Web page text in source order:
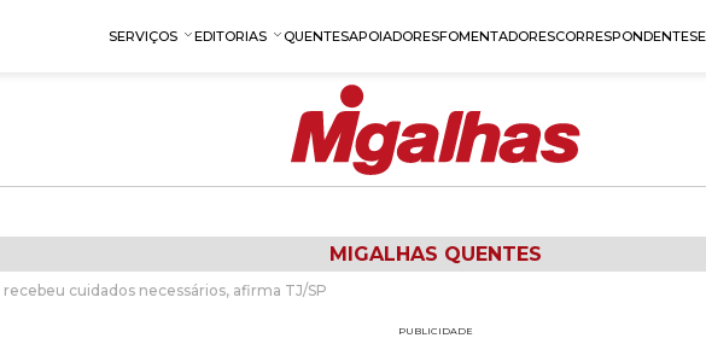
SERVIÇOS EDITORIAS QUENTESAPOIADORESFOMENTADORESCORRESPONDENTES
MIGALHAS QUENTES
cuidados necessários, afirma TJ/SP
PUBLICIDADE